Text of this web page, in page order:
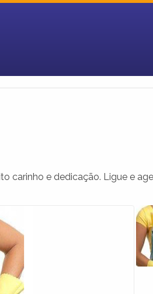
carinho e dedicação. Ligue e